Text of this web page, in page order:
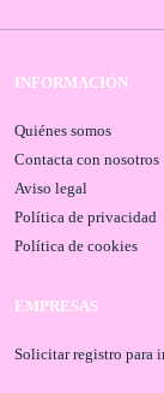
INFORMACIÓN
Quiénes somos
Contacta con nosotros
Aviso legal
Política de privacidad
Política de cookies
EMPRESAS
Solicitar registro para